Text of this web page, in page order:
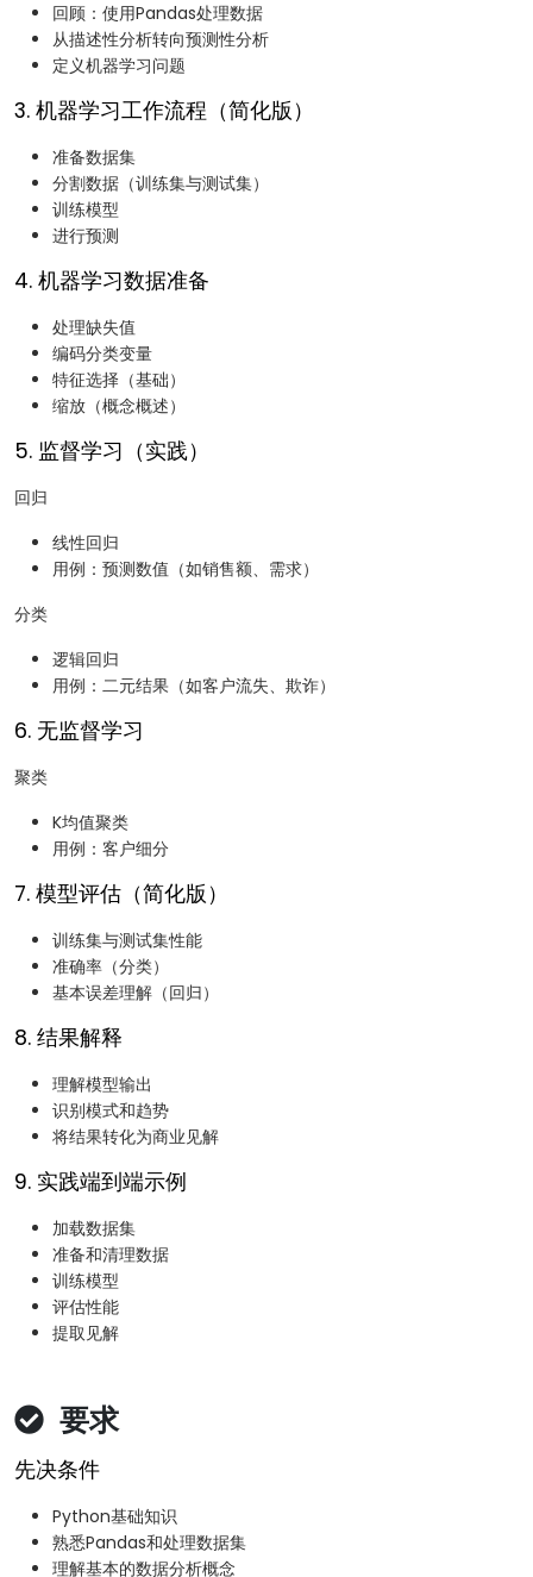
回顾：使用Pandas处理数据
从描述性分析转向预测性分析
定义机器学习问题
3. 机器学习工作流程（简化版）
准备数据集
分割数据（训练集与测试集）
训练模型
进行预测
4. 机器学习数据准备
处理缺失值
编码分类变量
特征选择（基础）
缩放（概念概述）
5. 监督学习（实践）
回归
线性回归
用例：预测数值（如销售额、需求）
分类
逻辑回归
用例：二元结果（如客户流失、欺诈）
6. 无监督学习
聚类
K均值聚类
用例：客户细分
7. 模型评估（简化版）
训练集与测试集性能
准确率（分类）
基本误差理解（回归）
8. 结果解释
理解模型输出
识别模式和趋势
将结果转化为商业见解
9. 实践端到端示例
加载数据集
准备和清理数据
训练模型
评估性能
提取见解
要求
先决条件
Python基础知识
熟悉Pandas和处理数据集
理解基本的数据分析概念